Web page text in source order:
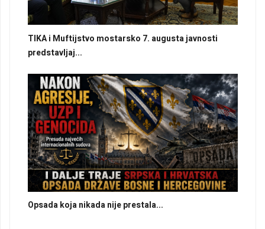
TIKA i Muftijstvo mostarsko 7. augusta javnosti
predstavljaj...
Opsada koja nikada nije prestala...